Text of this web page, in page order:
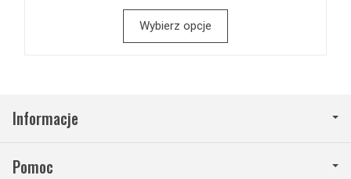
Wybierz opcje
Informacje
Pomoc